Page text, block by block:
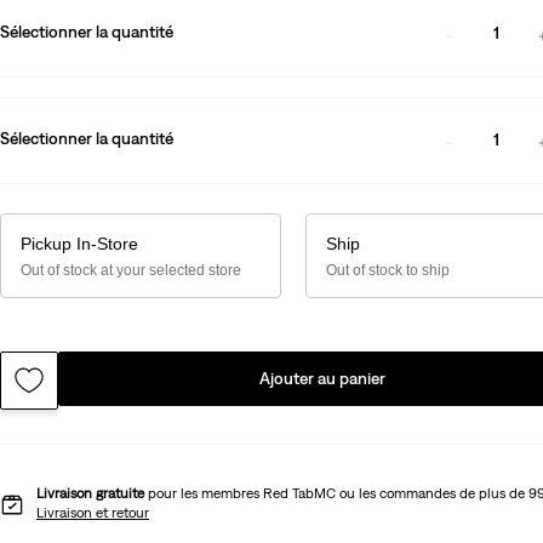
Sélectionner la quantité 1
Sélectionner la quantité 1
Pickup In-Store
Out of stock at your selected store
Ship
Out of stock to ship
Ajouter au panier
Livraison gratuitepour les membres Red TabMC ou les commandes de plus de
Livraison et retour